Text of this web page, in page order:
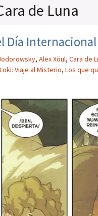
de Luna
Día
, Alex Xöul, Cara de
Loki: Viaje al Misterio, Los que